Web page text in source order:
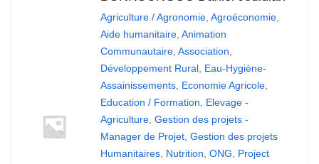
Agriculture / Agronomie, Agroéconomie,
Aide humanitaire, Animation
Communautaire, Association,
Développement Rural, Eau-Hygiène-
Assainissements, Economie Agricole,
Education / Formation, Elevage -
Agriculture, Gestion des projets -
Manager de Projet, Gestion des projets
Humanitaires, Nutrition, ONG, Project